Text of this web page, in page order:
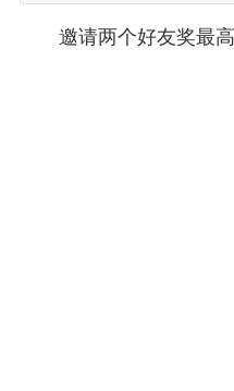
邀请两个好友奖最